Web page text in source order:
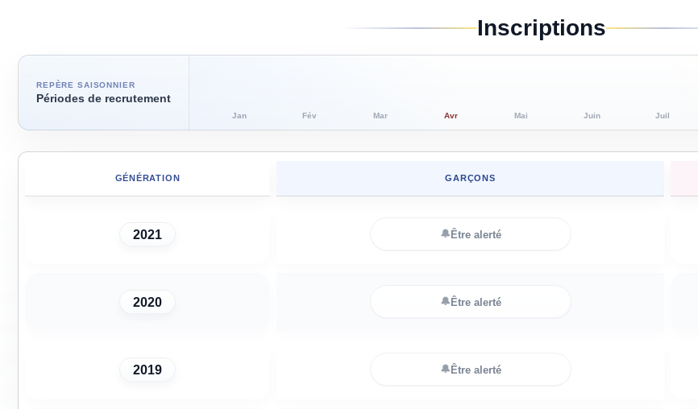
Inscriptions
REPÈRE SAISONNIER
Périodes de recrutement
Jan Fév Mar Avr Mai Juin Juil
GÉNÉRATION GARÇONS
2021 🔔Être alerté
2020 🔔Être alerté
2019 🔔Être alerté